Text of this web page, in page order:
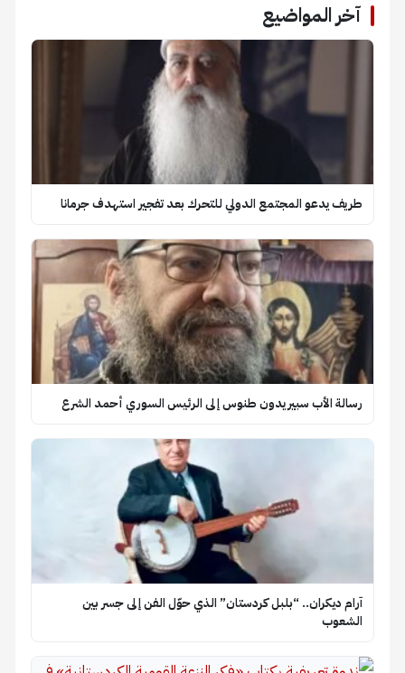
آخر المواضيع
طريف يدعو المجتمع الدولي للتحرك بعد تفجير استهدف جرمانا
رسالة الأب سبيريدون طنوس إلى الرئيس السوري أحمد الشرع
آرام ديكران.. “بلبل كردستان” الذي حوّل الفن إلى جسر بين
الشعوب